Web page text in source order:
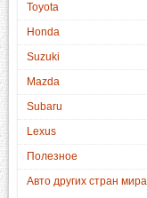
Toyota
Honda
Suzuki
Mazda
Subaru
Lexus
Полезное
Авто других стран мира